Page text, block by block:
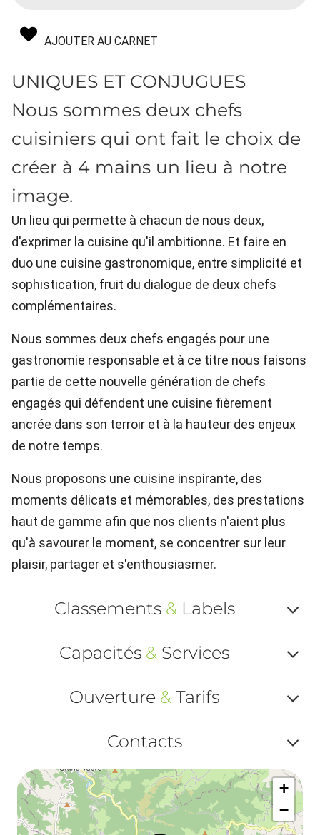
AJOUTER AU CARNET
UNIQUES ET CONJUGUES
Nous sommes deux chefs
cuisiniers qui ont fait le choix de
créer à 4 mains un lieu à notre
image.
Un lieu qui permette à chacun de nous deux,
d'exprimer la cuisine qu'il ambitionne. Et faire en
duo une cuisine gastronomique, entre simplicité et
sophistication, fruit du dialogue de deux chefs
complémentaires.
Nous sommes deux chefs engagés pour une
gastronomie responsable et à ce titre nous faisons
partie de cette nouvelle génération de chefs
engagés qui défendent une cuisine fièrement
ancrée dans son terroir et à la hauteur des enjeux
de notre temps.
Nous proposons une cuisine inspirante, des
moments délicats et mémorables, des prestations
haut de gamme afin que nos clients n'aient plus
qu'à savourer le moment, se concentrer sur leur
plaisir, partager et s'enthousiasmer.
Classements & Labels
ou
Capacités & Services
ou
Ouverture & Tarifs
ou
Contacts
ou
+
−